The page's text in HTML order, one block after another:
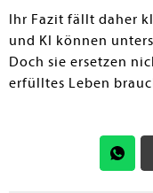
Ihr Fazit fällt daher
und KI können
Doch sie ersetzen
erfülltes Leben